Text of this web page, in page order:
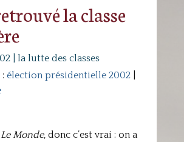
la classe
| la lutte des classes
élection présidentielle 2002|
Le Monde, donc c’est vrai : on a